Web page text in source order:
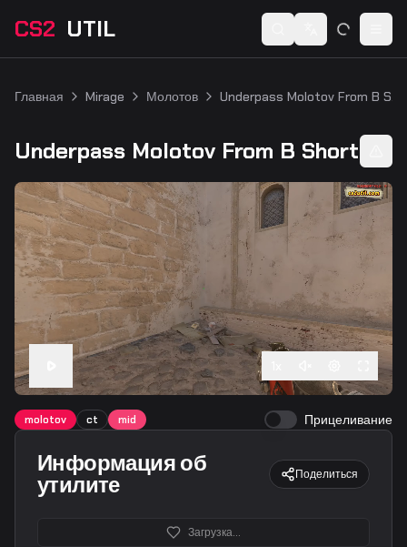
CS2 UTIL Switch language
Главная Mirage Молотов
Underpass Molotov From B Short
molotov ct mid Прицеливание
Информация об
утилите Поделиться
Загрузка...